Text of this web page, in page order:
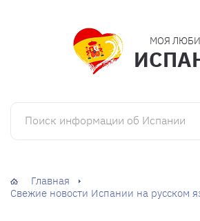
МОЯ
Поиск информации об Испании
Главная
Свежие новости Испании на русском